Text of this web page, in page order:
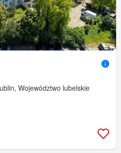
Województwo lubelskie